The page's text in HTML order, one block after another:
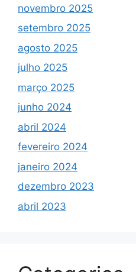
novembro 2025
setembro 2025
agosto 2025
julho 2025
março 2025
junho 2024
abril 2024
fevereiro 2024
janeiro 2024
dezembro 2023
abril 2023